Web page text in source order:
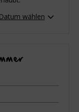
Datum wählen